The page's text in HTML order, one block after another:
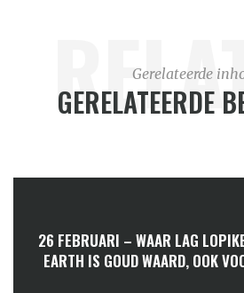
Gerelateerde
GERELATEERDE
26 FEBRUARI – WAAR LAG
EARTH IS GOUD WAARD, OOK